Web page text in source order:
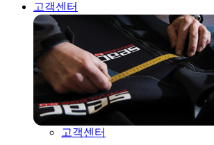
고객센터
고객센터